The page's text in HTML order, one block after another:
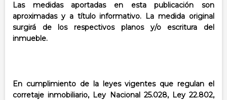
Las medidas aportadas en esta publicación son
aproximadas y a título informativo. La medida original
surgirá de los respectivos planos y/o escritura del
inmueble.
En cumplimiento de la leyes vigentes que regulan el
corretaje inmobiliario, Ley Nacional 25.028, Ley 22.802,